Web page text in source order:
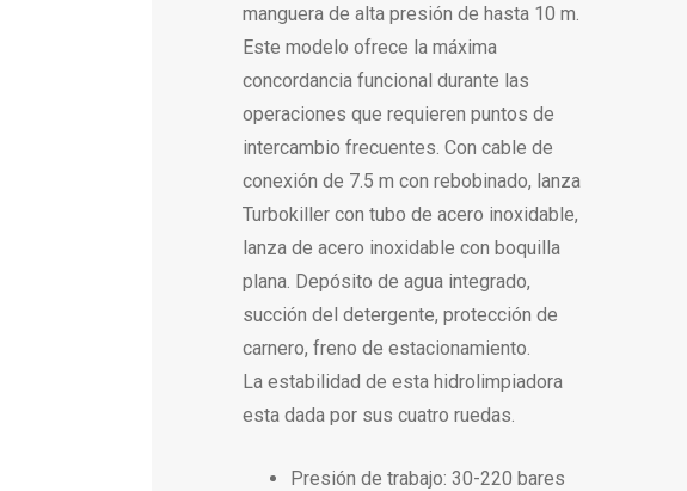
manguera de alta presión de hasta 10 m.
Este modelo ofrece la máxima
concordancia funcional durante las
operaciones que requieren puntos de
intercambio frecuentes. Con cable de
conexión de 7.5 m con rebobinado, lanza
Turbokiller con tubo de acero inoxidable,
lanza de acero inoxidable con boquilla
plana. Depósito de agua integrado,
succión del detergente, protección de
carnero, freno de estacionamiento.
La estabilidad de esta hidrolimpiadora
esta dada por sus cuatro ruedas.
Presión de trabajo: 30-220 bares